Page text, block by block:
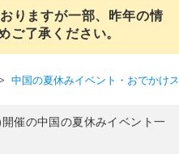
りますが一部、昨年の情
ご了承ください。
中国の夏休みイベント・おでかけ
催の中国の夏休みイベント一